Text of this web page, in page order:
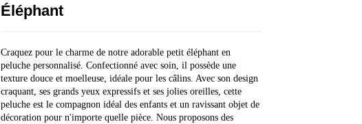
Éléphant
Craquez pour le charme de notre adorable petit éléphant en
peluche personnalisé. Confectionné avec soin, il possède une
texture douce et moelleuse, idéale pour les câlins. Avec son design
craquant, ses grands yeux expressifs et ses jolies oreilles, cette
peluche est le compagnon idéal des enfants et un ravissant objet de
décoration pour n'importe quelle pièce. Nous proposons des